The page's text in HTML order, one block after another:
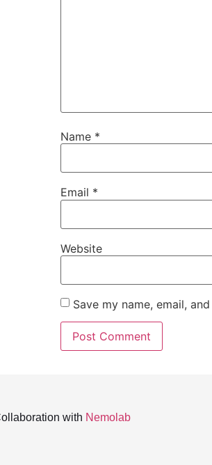
Name *
Email *
Website
Save my name, email,
with Nemolab